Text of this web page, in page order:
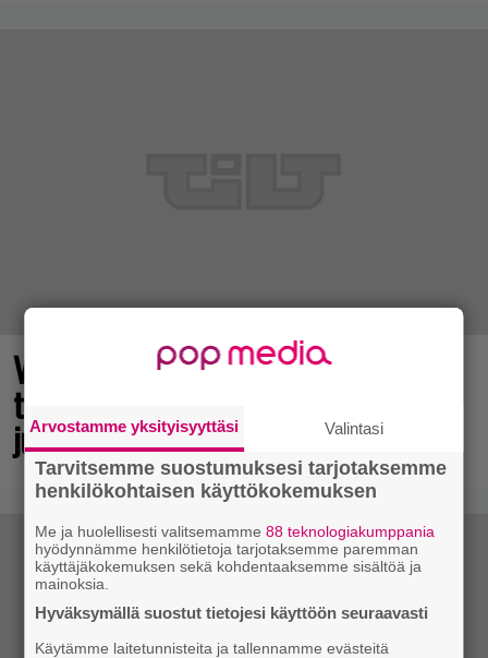
Vuonna 2018 nähdyn
toimintaroolipelin jatko-osa sai
julkaisupäivänsä
Arvostamme yksityisyyttäsi Valintasi
Tarvitsemme suostumuksesi tarjotaksemme
henkilökohtaisen käyttökokemuksen
Me ja huolellisesti valitsemamme88 teknologiakumppania
hyödynnämme henkilötietoja tarjotaksemme paremman
käyttäjäkokemuksen sekä kohdentaaksemme sisältöä ja
mainoksia.
Hyväksymällä suostut tietojesi käyttöön seuraavasti
Käytämme laitetunnisteita ja tallennamme evästeitä